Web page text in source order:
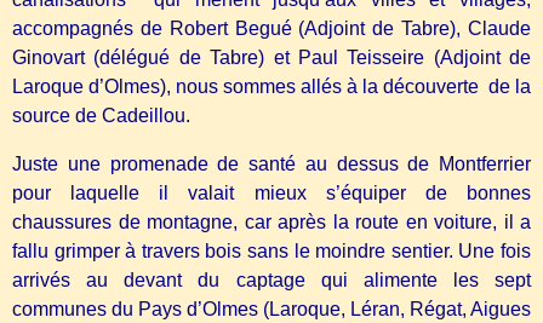
accompagnés de Robert Begué (Adjoint de Tabre), Claude
Ginovart (délégué de Tabre) et Paul Teisseire (Adjoint de
Laroque d’Olmes), nous sommes allés à la découverte de la
source de Cadeillou.
Juste une promenade de santé au dessus de Montferrier
pour laquelle il valait mieux s’équiper de bonnes
chaussures de montagne, car après la route en voiture, il a
fallu grimper à travers bois sans le moindre sentier. Une fois
arrivés au devant du captage qui alimente les sept
communes du Pays d’Olmes (Laroque, Léran, Régat, Aigues